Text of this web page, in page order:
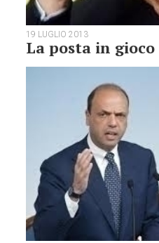
19 LUGLIO 2013
La posta in